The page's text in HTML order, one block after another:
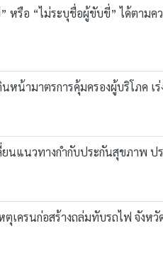
อ “ไม่ระบุชื่อผู้ขับขี่” ได้ตามค
น้ามาตรการคุ้มครองผู้บริโภค เ
แนวทางกำกับประกันสุขภาพ ป
เครนก่อสร้างถล่มทับรถไฟ จัง